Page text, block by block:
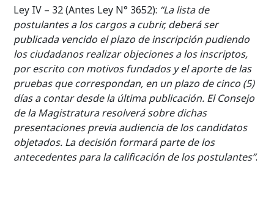
Ley IV – 32 (Antes Ley N° 3652): “La lista de
postulantes a los cargos a cubrir, deberá ser
publicada vencido el plazo de inscripción pudiendo
los ciudadanos realizar objeciones a los inscriptos,
por escrito con motivos fundados y el aporte de las
pruebas que correspondan, en un plazo de cinco (5)
días a contar desde la última publicación. El Consejo
de la Magistratura resolverá sobre dichas
presentaciones previa audiencia de los candidatos
objetados. La decisión formará parte de los
antecedentes para la calificación de los postulantes”.